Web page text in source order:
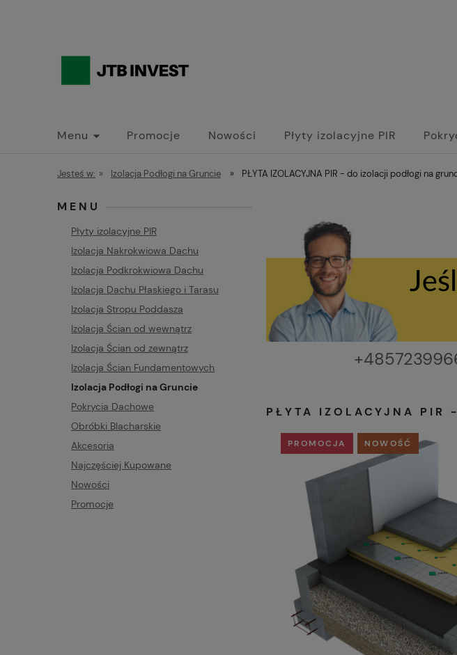
Menu Promocje Nowości Płyty izolacyjne PIR
Jesteś w: » Izolacja Podłogi na Gruncie » PŁYTA IZOLACYJNA PIR - do izolacji podłogi na
MENU
Płyty izolacyjne PIR
Izolacja Nakrokwiowa Dachu
Izolacja Podkrokwiowa Dachu
Izolacja Dachu Płaskiego i Tarasu
Izolacja Stropu Poddasza
Izolacja Ścian od wewnątrz
Izolacja Ścian od zewnątrz
Izolacja Ścian Fundamentowych
Izolacja Podłogi na Gruncie
Pokrycia Dachowe
Obróbki Blacharskie
Akcesoria
Najczęściej Kupowane
Nowości
Promocje
PŁYTA IZOLACYJNA PIR
PROMOCJA NOWOŚĆ